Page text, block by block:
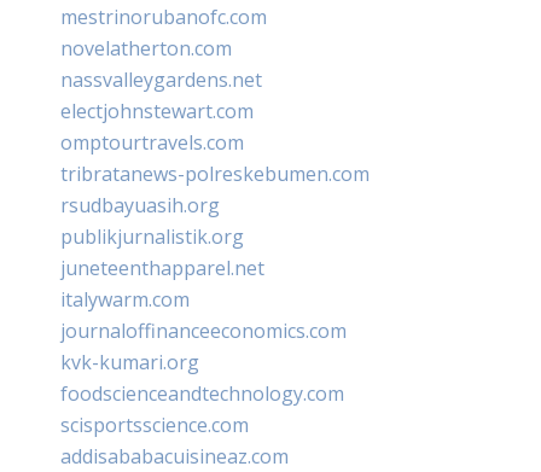
mestrinorubanofc.com
novelatherton.com
nassvalleygardens.net
electjohnstewart.com
omptourtravels.com
tribratanews-polreskebumen.com
rsudbayuasih.org
publikjurnalistik.org
juneteenthapparel.net
italywarm.com
journaloffinanceeconomics.com
kvk-kumari.org
foodscienceandtechnology.com
scisportsscience.com
addisababacuisineaz.com